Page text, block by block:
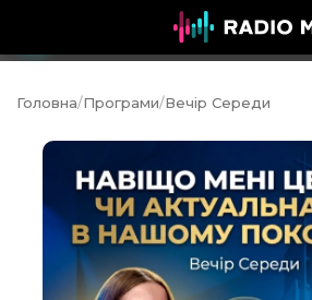
Music Ocean
Головна/Програми/Вечір Середи